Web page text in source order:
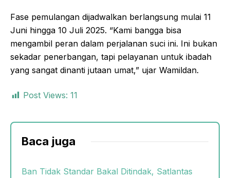
Fase pemulangan dijadwalkan berlangsung mulai 11
Juni hingga 10 Juli 2025. “Kami bangga bisa
mengambil peran dalam perjalanan suci ini. Ini bukan
sekadar penerbangan, tapi pelayanan untuk ibadah
yang sangat dinanti jutaan umat,” ujar Wamildan.
Post Views: 11
Baca juga
Ban Tidak Standar Bakal Ditindak, Satlantas